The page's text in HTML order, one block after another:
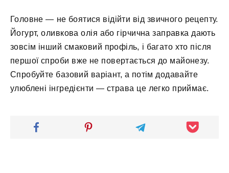
Головне — не боятися відійти від звичного рецепту.
Йогурт, оливкова олія або гірчична заправка дають
зовсім інший смаковий профіль, і багато хто після
першої спроби вже не повертається до майонезу.
Спробуйте базовий варіант, а потім додавайте
улюблені інгредієнти — страва це легко приймає.